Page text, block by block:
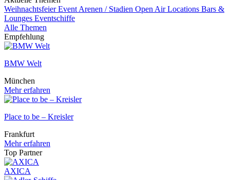
WeihnachtsfeierEvent Arenen / Stadien Open Air Locations Bars &
Lounges Eventschiffe
Alle Themen
Empfehlung
BMW Welt
München
Mehr erfahren
Place to be – Kreisler
Frankfurt
Mehr erfahren
Top Partner
AXICA